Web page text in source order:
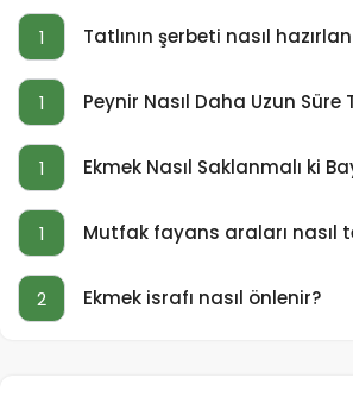
1 Tatlının şerbeti nasıl
1 Peynir Nasıl Daha Uzun Süre
1 Ekmek Nasıl Saklanmalı ki
1 Mutfak fayans araları nasıl
2 Ekmek israfı nasıl önlenir?